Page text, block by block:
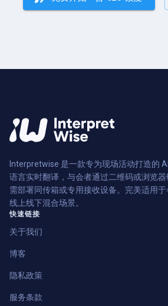
Interpretwise 是一款专为现场活动打造的
语言实时翻译，与会者通过二维码或浏览
需部署同传箱或专用接收设备。完美适用
线上线下混合场景。
快速链接
关于我们
博客
隐私政策
服务条款